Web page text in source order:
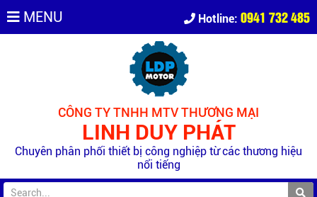
MENU Hotline: 0941 732 485
CÔNG TY TNHH MTV THƯƠNG MẠI
LINH DUY PHÁT
Chuyên phân phối thiết bị công nghiệp từ các thương hiệu
nổi tiếng